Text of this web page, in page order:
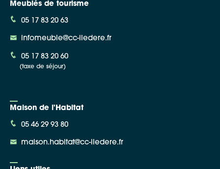
Meublés de tourisme
05 17 83 20 63
infomeuble@cc-iledere.fr
05 17 83 20 60
(taxe de séjour)
Maison de l'Habitat
05 46 29 93 80
maison.habitat@cc-iledere.fr